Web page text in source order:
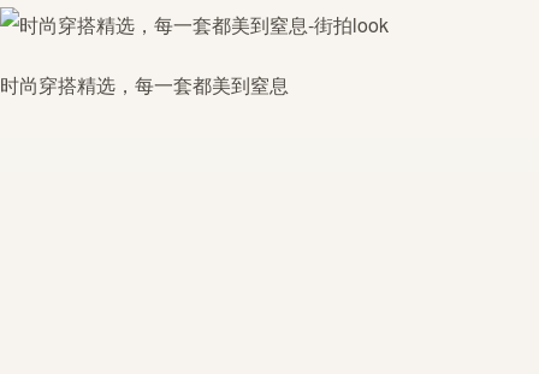
时尚穿搭精选，每一套都美到窒息